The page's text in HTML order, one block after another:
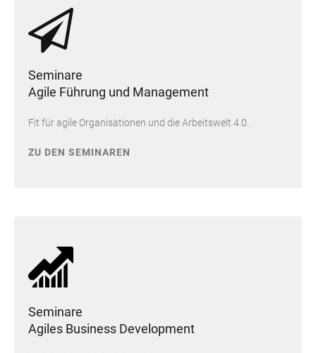
Seminare
Agile Führung und Management
Fit für agile Organisationen und die Arbeitswelt 4.0.
ZU DEN SEMINAREN
Seminare
Agiles Business Development